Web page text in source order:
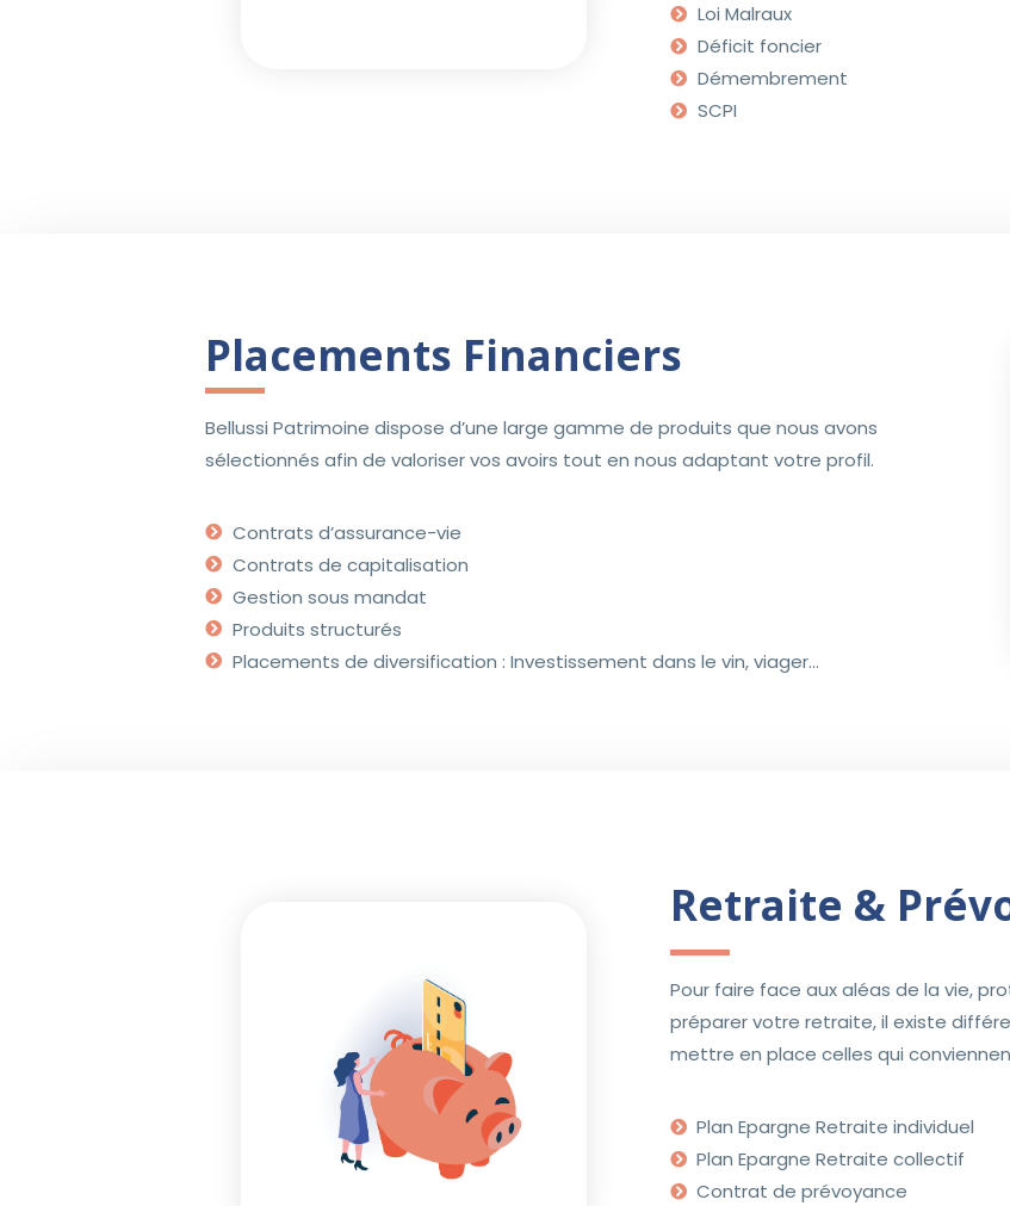
Loi Malraux
Déficit foncier
Démembrement
SCPI
Placements Financiers
Bellussi Patrimoine dispose d’une large gamme de produits que nous avons
sélectionnés afin de valoriser vos avoirs tout en nous adaptant votre profil.
Contrats d’assurance-vie
Contrats de capitalisation
Gestion sous mandat
Produits structurés
Placements de diversification : Investissement dans le vin, viager...
Retraite &
Pour faire face aux aléas de la vie,
préparer votre retraite, il existe
mettre en place celles qui
Plan Epargne Retraite individuel
Plan Epargne Retraite collectif
Contrat de prévoyance